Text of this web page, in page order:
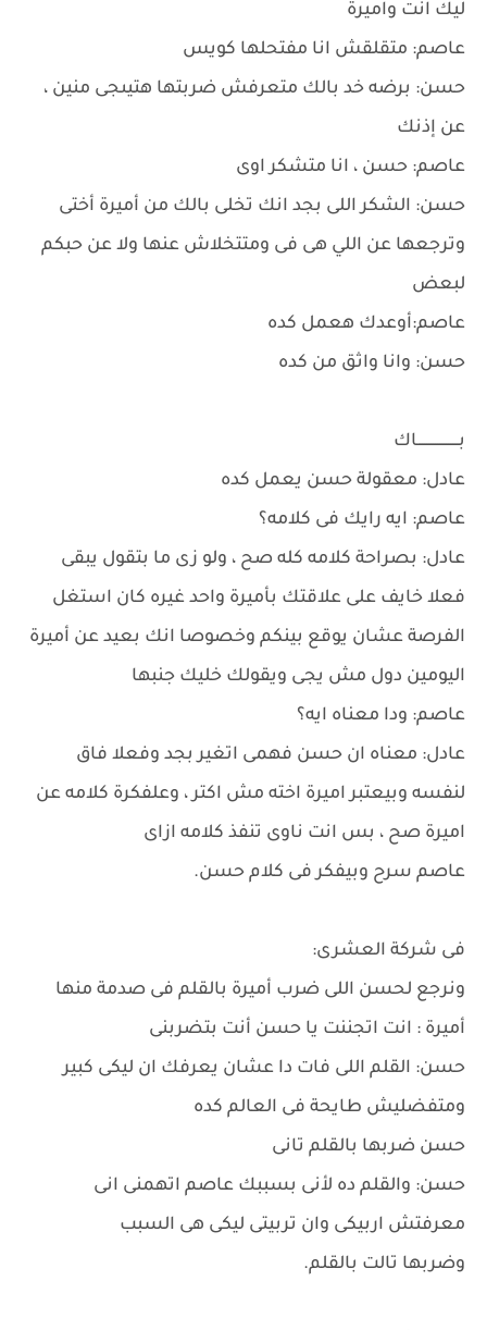
ليك انت واميرة
عاصم: متقلقش انا مفتحلها كويس
حسن: برضه خد بالك متعرفش ضربتها هتيىجى منين ،
عن إذنك
عاصم: حسن ، انا متشكر اوى
حسن: الشكر اللى بجد انك تخلى بالك من أميرة أختى
وترجعها عن اللي هى فى ومتتخلاش عنها ولا عن حبكم
لبعض
عاصم:أوعدك هعمل كده
حسن: وانا واثق من كده
بـــــــــــــــــــاك
عادل: معقولة حسن يعمل كده
عاصم: ايه رايك فى كلامه؟
عادل: بصراحة كلامه كله صح ، ولو زى ما بتقول يبقى
فعلا خايف على علاقتك بأميرة واحد غيره كان استغل
الفرصة عشان يوقع بينكم وخصوصا انك بعيد عن أميرة
اليومين دول مش يجى ويقولك خليك جنبها
عاصم: ودا معناه ايه؟
عادل: معناه ان حسن فهمى اتغير بجد وفعلا فاق
لنفسه وبيعتبر اميرة اخته مش اكتر ، وعلفكرة كلامه عن
اميرة صح ، بس انت ناوى تنفذ كلامه ازاى
عاصم سرح وبيفكر فى كلام حسن.
فى شركة العشرى:
ونرجع لحسن اللى ضرب أميرة بالقلم فى صدمة منها
أميرة : انت اتجننت يا حسن أنت بتضربنى
حسن: القلم اللى فات دا عشان يعرفك ان ليكى كبير
ومتفضليش طايحة فى العالم كده
حسن ضربها بالقلم تانى
حسن: والقلم ده لأنى بسببك عاصم اتهمنى انى
معرفتش اربيكى وان تربيتى ليكى هى السبب
وضربها تالت بالقلم.